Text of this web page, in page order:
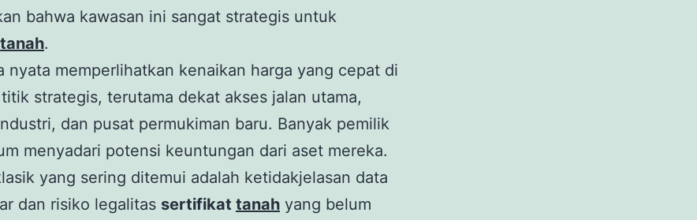
bahwa kawasan ini sangat strategis untuk
tanah.
nyata memperlihatkan kenaikan harga yang cepat di
strategis, terutama dekat akses jalan utama,
dan pusat permukiman baru. Banyak pemilik
menyadari potensi keuntungan dari aset mereka.
yang sering ditemui adalah ketidakjelasan data
dan risiko legalitas sertifikat tanah yang belum